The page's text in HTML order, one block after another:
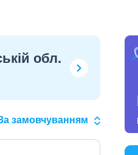
обл.
замовчуванням